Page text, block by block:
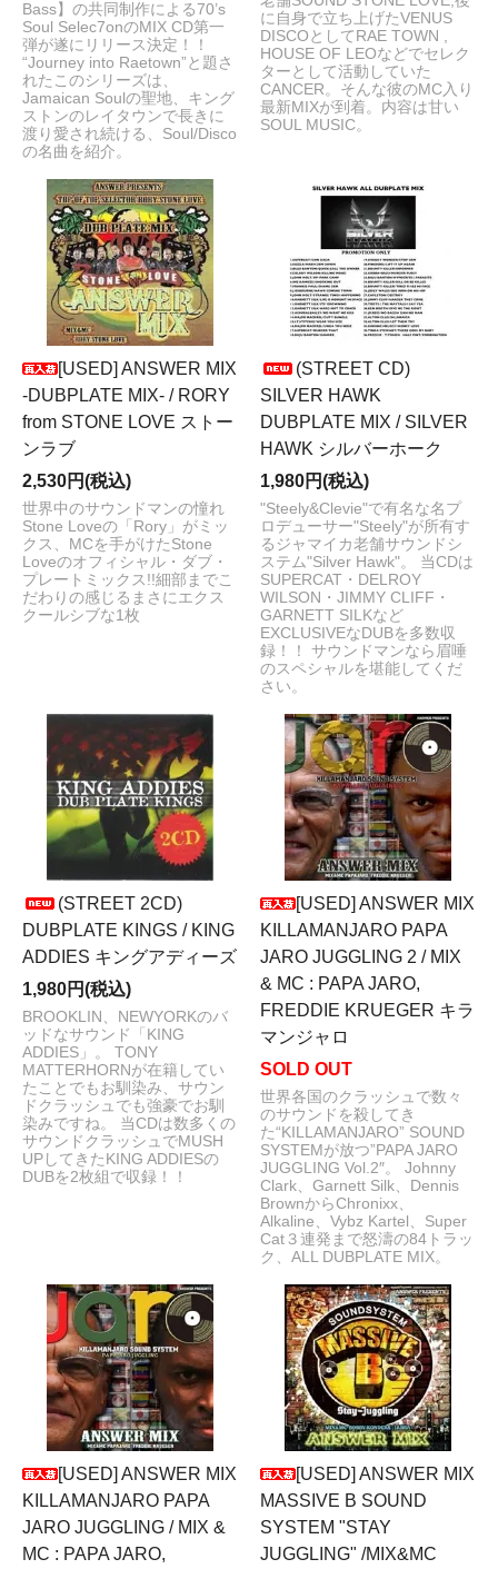
Bass】の共同制作による70’s
Soul Selec7onのMIX CD第一
弾が遂にリリース決定！！
“Journey into Raetown”と題さ
れたこのシリーズは、
Jamaican Soulの聖地、キング
ストンのレイタウンで長きに
渡り愛され続ける、Soul/Disco
の名曲を紹介。
に自身で立ち上げたVENUS
DISCOとしてRAE TOWN ,
HOUSE OF LEOなどでセレク
ターとして活動していた
CANCER。そんな彼のMC入り
最新MIXが到着。内容は甘い
SOUL MUSIC。
[USED] ANSWER MIX
-DUBPLATE MIX- / RORY
from STONE LOVE ストー
ンラブ
2,530円(税込)
世界中のサウンドマンの憧れ
Stone Loveの「Rory」がミッ
クス、MCを手がけたStone
Loveのオフィシャル・ダブ・
プレートミックス!!細部までこ
だわりの感じるまさにエクス
クールシブな1枚
(STREET CD)
SILVER HAWK
DUBPLATE MIX / SILVER
HAWK シルバーホーク
1,980円(税込)
"Steely&Clevie"で有名な名プ
ロデューサー"Steely"が所有す
るジャマイカ老舗サウンドシ
ステム"Silver Hawk"。 当CDは
SUPERCAT・DELROY
WILSON・JIMMY CLIFF・
GARNETT SILKなど
EXCLUSIVEなDUBを多数収
録！！ サウンドマンなら眉唾
のスペシャルを堪能してくだ
さい。
(STREET 2CD)
DUBPLATE KINGS / KING
ADDIES キングアディーズ
1,980円(税込)
BROOKLIN、NEWYORKのバ
ッドなサウンド「KING
ADDIES」。 TONY
MATTERHORNが在籍してい
たことでもお馴染み、サウン
ドクラッシュでも強豪でお馴
染みですね。 当CDは数多くの
サウンドクラッシュでMUSH
UPしてきたKING ADDIESの
DUBを2枚組で収録！！
[USED] ANSWER MIX
KILLAMANJARO PAPA
JARO JUGGLING 2 / MIX
& MC : PAPA JARO,
FREDDIE KRUEGER キラ
マンジャロ
SOLD OUT
世界各国のクラッシュで数々
のサウンドを殺してき
た“KILLAMANJARO” SOUND
SYSTEMが放つ”PAPA JARO
JUGGLING Vol.2″。 Johnny
Clark、Garnett Silk、Dennis
BrownからChronixx、
Alkaline、Vybz Kartel、Super
Cat３連発まで怒濤の84トラッ
ク、ALL DUBPLATE MIX。
[USED] ANSWER MIX
KILLAMANJARO PAPA
JARO JUGGLING / MIX &
MC : PAPA JARO,
[USED] ANSWER MIX
MASSIVE B SOUND
SYSTEM "STAY
JUGGLING" /MIX&MC